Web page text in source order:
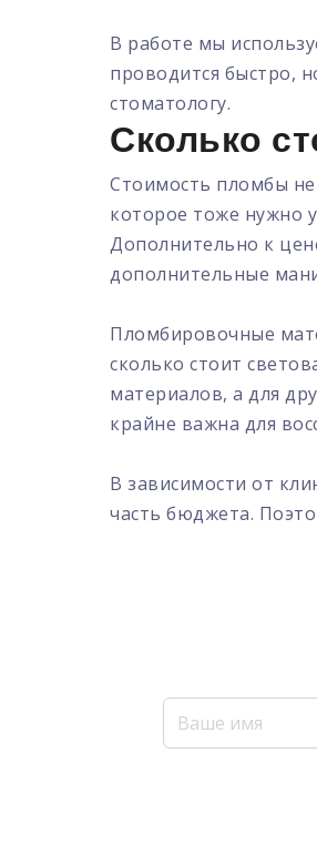
В работе мы
проводится быстро,
стоматологу.
Сколько
Стоимость пломбы
которое тоже нужно
Дополнительно к
дополнительные
Пломбировочные
сколько стоит
материалов, а для
крайне важна для
В зависимости от
часть бюджета.